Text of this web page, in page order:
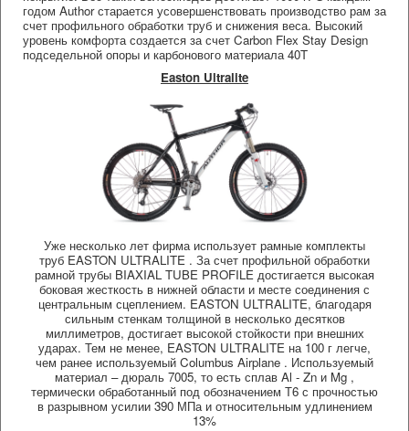
годом Author старается усовершенствовать производство рам за
счет профильного обработки труб и снижения веса. Высокий
уровень комфорта создается за счет Carbon Flex Stay Design
подседельной опоры и карбонового материала 40T
Easton Ultralite
Уже несколько лет фирма использует рамные комплекты
труб EASTON ULTRALITE . За счет профильной обработки
рамной трубы BIAXIAL TUBE PROFILE достигается высокая
боковая жесткость в нижней области и месте соединения с
центральным сцеплением. EASTON ULTRALITE, благодаря
сильным стенкам толщиной в несколько десятков
миллиметров, достигает высокой стойкости при внешних
ударах. Тем не менее, EASTON ULTRALITE на 100 г легче,
чем ранее используемый Columbus Airplane . Используемый
материал – дюраль 7005, то есть сплав Al - Zn и Mg ,
термически обработанный под обозначением Т6 с прочностью
в разрывном усилии 390 МПа и относительным удлинением
13%